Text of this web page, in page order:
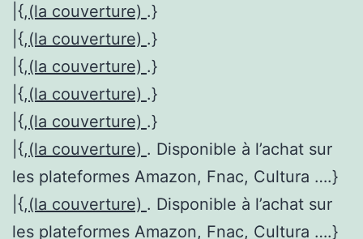
|{,(la couverture) .}
|{,(la couverture) .}
|{,(la couverture) .}
|{,(la couverture) .}
|{,(la couverture) .}
|{,(la couverture) . Disponible à l’achat sur
les plateformes Amazon, Fnac, Cultura ….}
|{,(la couverture) . Disponible à l’achat sur
les plateformes Amazon, Fnac, Cultura ….}